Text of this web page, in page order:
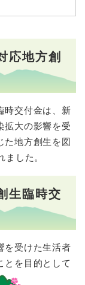
応地方創
時交付金は、新
拡大の影響を受
た地方創生を図
した。
生臨時交
を受けた生活者
とを目的として